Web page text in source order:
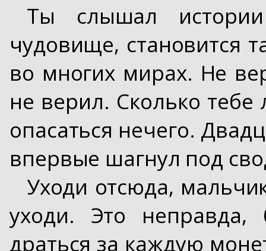
Ты слышал
чудовище, становится
во многих мирах. Не
не верил. Сколько тебе
опасаться нечего.
впервые шагнул под
Уходи отсюда,
уходи. Это
драться за каждую